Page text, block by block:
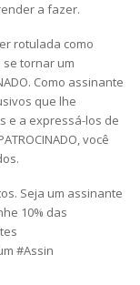
a fazer.
rotulada como
se tornar um
Como assinante
que lhe
e a expressá-los de
você
Seja um assinante
10% das
#Assin